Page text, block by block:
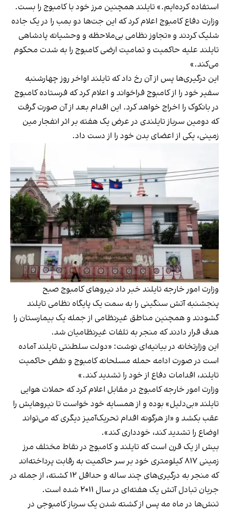
استفاده کرده‌ایم.» تایلند همچنین مرز خود با کامبوج را بست.
وزارت دفاع کامبوج اعلام کرد که این جت‌ها دو بمب را در یک جاده
شلیک کردند و «تجاوز نظامی بی‌ملاحظه و وحشیانه پادشاهی
تایلند علیه حاکمیت و تمامیت ارضی کامبوج را به شدت محکوم
می‌کند.»
این درگیری‌ها پس از آن رخ داد که تایلند اواخر روز چهارشنبه
سفیر خود را از کامبوج فراخواند و اعلام کرد که فرستاده کامبوج
در بانکوک را اخراج خواهد کرد. این اقدام بعد از آن صورت گرفت
که دومین سرباز تایلندی در عرض یک هفته بر اثر انفجار مین
زمینی، یکی از اعضای بدن خود را از دست داد.
وزارت امور خارجه تایلند خبر داد نیروهای کامبوج صبح
پنجشنبه آتش سنگینی را به سمت یک پایگاه نظامی تایلند
گشودند و همچنین مناطق غیرنظامی از جمله یک بیمارستان را
هدف قرار دادند که منجر به تلفات غیرنظامیان شد.
این وزارتخانه در بیانیه‌ای نوشت: «دولت سلطنتی تایلند آماده
است در صورت ادامه حمله مسلحانه کامبوج و نقض حاکمیت
تایلند، اقدامات دفاع از خود را تشدید کند.»
وزارت امور خارجه کامبوج در مقابل اعلام کرد که حملات هوایی
تایلند «بی‌دلیل» بوده و از همسایه خود خواست تا نیروهایش را
عقب بکشد و «از هرگونه اقدام تحریک‌آمیز دیگری که می‌تواند
اوضاع را تشدید کند، خودداری کند».
بیش از یک قرن است که تایلند و کامبوج در نقاط مختلف مرز
زمینی ۸۱۷ کیلومتری خود بر سر حاکمیت به رقابت پرداخته‌اند
که منجر به درگیری‌های چند ساله و حداقل ۱۲ کشته، از جمله در
جریان تبادل آتش یک هفته‌ای در سال ۲۰۱۱ شده است.
تنش‌ها در ماه مه پس از کشته شدن یک سرباز کامبوجی در